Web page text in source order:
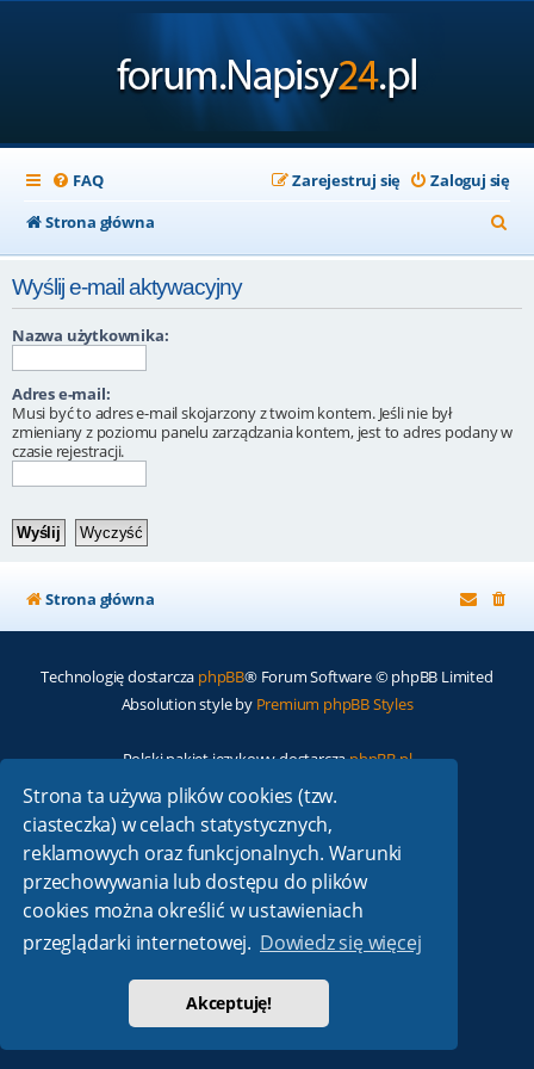
Strona ta używa plików cookies (tzw.
ciasteczka) w celach statystycznych,
reklamowych oraz funkcjonalnych. Warunki
przechowywania lub dostępu do plików
cookies można określić w ustawieniach
przeglądarki internetowej. Dowiedz się więcej
Akceptuję!
FAQ Zaloguj się
Zarejestruj się
Strona główna
z
Wyślij e-mail aktywacyjny
Nazwa użytkownika:
Adres e-mail:
Musi być to adres e-mail skojarzony z twoim kontem. Jeśli nie był
zmieniany z poziomu panelu zarządzania kontem, jest to adres podany w
czasie rejestracji.
Strona główna
Technologię dostarcza phpBB® Forum Software © phpBB Limited
Absolution style by Premium phpBB Styles
Polski pakiet językowy dostarczaphpBB.pl
Zasady ochrony danych osobowych